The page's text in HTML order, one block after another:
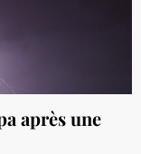
après une